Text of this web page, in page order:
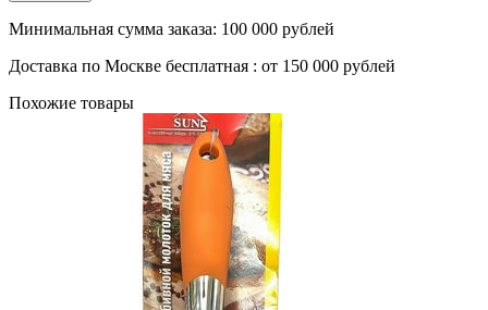
Минимальная сумма заказа: 100 000 рублей
Доставка по Москве бесплатная : от 150 000 рублей
Похожие товары